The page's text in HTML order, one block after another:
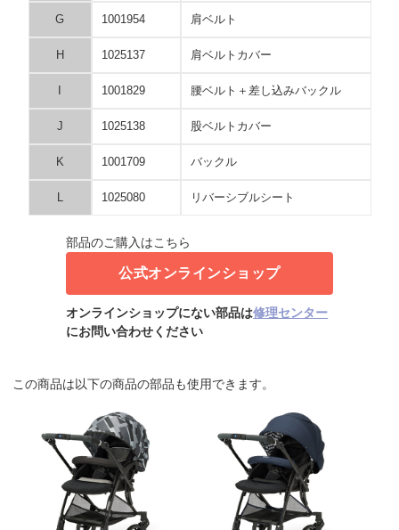
G 1001954 肩ベルト
H 1025137 肩ベルトカバー
1001829 腰ベルト＋差し込みバックル
J 1025138 股ベルトカバー
K 1001709 バックル
1025080 リバーシブルシート
部品のご購入はこちら
公式オンラインショップ
オンラインショップにない部品は修理センター
にお問い合わせください
この商品は以下の商品の部品も使用できます。